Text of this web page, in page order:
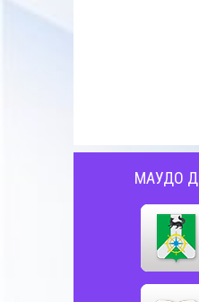
МАУДО